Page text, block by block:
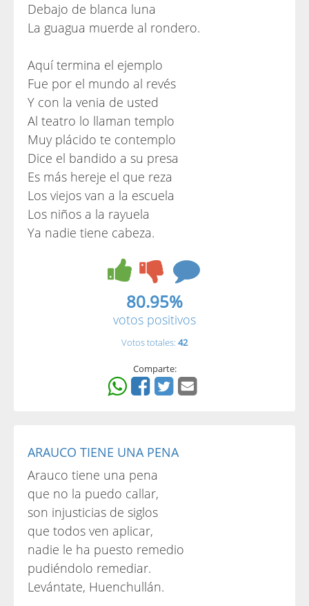
Debajo de blanca luna
La guagua muerde al rondero.
Aquí termina el ejemplo
Fue por el mundo al revés
Y con la venia de usted
Al teatro lo llaman templo
Muy plácido te contemplo
Dice el bandido a su presa
Es más hereje el que reza
Los viejos van a la escuela
Los niños a la rayuela
Ya nadie tiene cabeza.
80.95%
votos positivos
Votos totales: 42
Comparte:
ARAUCO TIENE UNA PENA
Arauco tiene una pena
que no la puedo callar,
son injusticias de siglos
que todos ven aplicar,
nadie le ha puesto remedio
pudiéndolo remediar.
Levántate, Huenchullán.